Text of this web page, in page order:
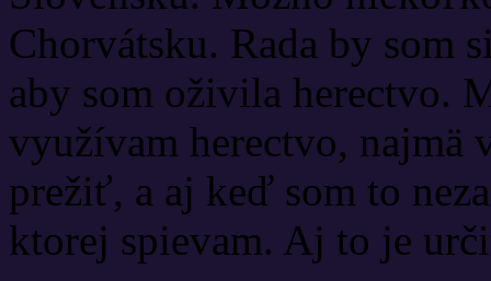
Chorvátsku. Rada by som
aby som oživila herectvo.
využívam herectvo, najmä
prežiť, a aj keď som to
ktorej spievam. Aj to je